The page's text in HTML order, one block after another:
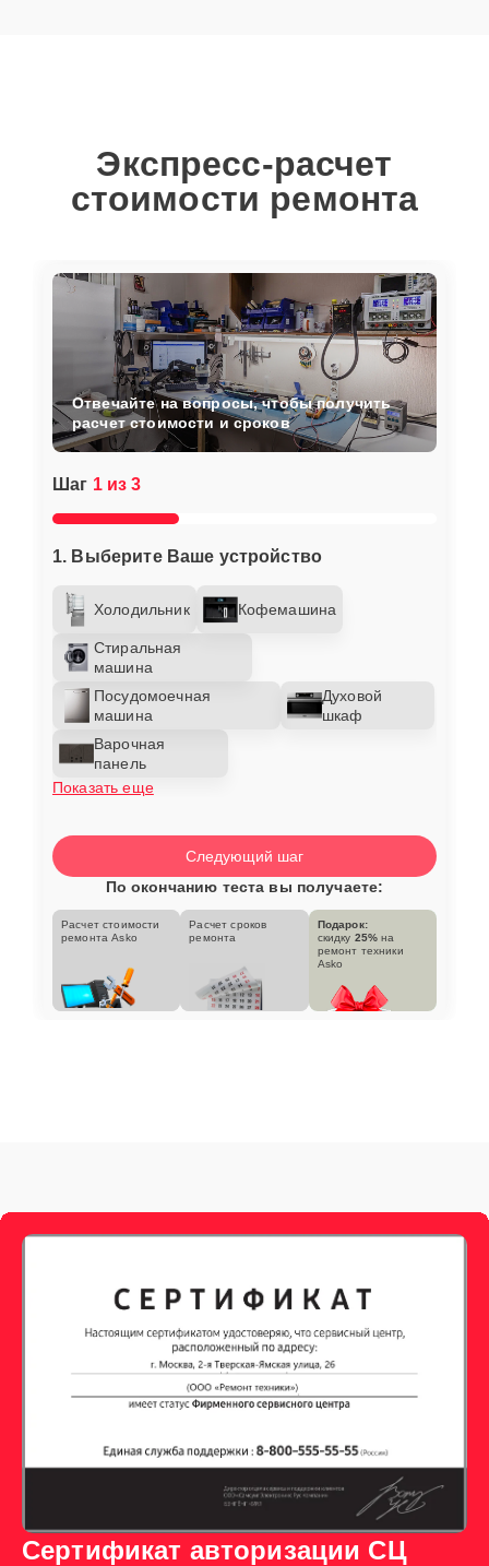
Экспресс-расчет
стоимости ремонта
Шаг 1 из 3
1. Выберите Ваше устройство
Холодильник Кофемашина
Стиральная
машина
Посудомоечная
машина
Духовой
шкаф
Варочная
панель
Показать еще
Отвечайте на вопросы, чтобы получить
расчет стоимости и сроков
Следующий шаг
По окончанию теста вы получаете:
Расчет стоимости
ремонта Asko
Расчет сроков
ремонта
Подарок:
скидку 25% на
ремонт техники
Asko
Сертификат авторизации СЦ